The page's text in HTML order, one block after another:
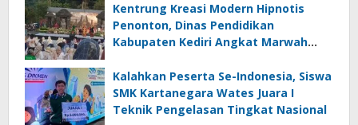
Kentrung Kreasi Modern Hipnotis
Penonton, Dinas Pendidikan
Kabupaten Kediri Angkat Marwah
Kalahkan Peserta Se-Indonesia, Siswa
SMK Kartanegara Wates Juara I
Teknik Pengelasan Tingkat Nasional